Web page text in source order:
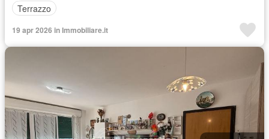
Terrazzo
19 apr 2026 in Immobiliare.it